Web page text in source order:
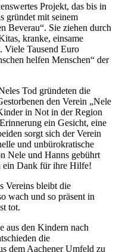
Projekt, das bis in
gründet mit seinem
Beverau“. Sie ziehen durch
kranke, einsame
Viele Tausend Euro
helfen Menschen“ der
Tod gründeten die
den Verein „Nele
in Not in der Region
ein Gesicht, eine
sorgt sich der Verein
und unbürokratische
Nele und Hanns gebührt
ein Dank für ihre Hilfe!
Vereins bleibt die
wach und so präsent in
tot.
aus den Kindern nach
die
dem Aachener Umfeld zu